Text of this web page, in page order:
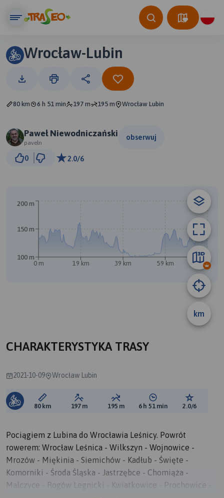
Wrocław-Lubin
80 km 6 h 51 min 197 m 195 m Wrocław Lubin
Paweł Niewodniczański
paveln
obserwuj
0 2.0/6
km
0 m 19 km 39 km 59 km 79 km
100 m
150 m
200 m
CHARAKTERYSTYKA TRASY
2021-10-09 Wrocław Lubin
Długość trasy:
80 km Suma przewyższeń:
197 m Suma spadków:
195 m Średni czas potrzebny
6 h 51 min Ocena
2.0/6
Pociągiem z Lubina do Wrocławia Leśnicy. Powrót
rowerem: Wrocław Leśnica - Wilkszyn - Wojnowice -
Mrozów - Miękinia - Siemichów - Kadłub - Święte -
Komorniki - Środa Śląska - Jastrzębce - Chomiąża -
Malczyce - Rogów Legnicki - Kwiatkowice - Prochowice -